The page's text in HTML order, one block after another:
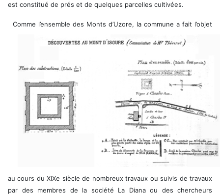
est constitué de prés et de quelques parcelles cultivées.
Comme l’ensemble des Monts d’Uzore, la commune a fait l’objet
au cours du XIXe siècle de nombreux travaux ou suivis de travaux
par des membres de la société La Diana ou des chercheurs